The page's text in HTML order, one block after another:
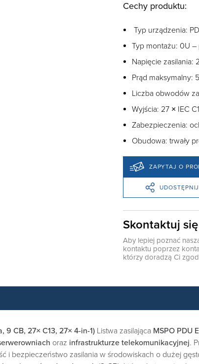
Cechy produktu:
Typ urządzenia:
Typ montażu: 0U –
Napięcie zasilania:
Prąd maksymalny:
Liczba obwodów
Wyjścia: 27 × IEC
Zabezpieczenia:
Obudowa: trwały
ZAPYTAJ O
UDOSTĘPNIJ
Skontaktuj
Aby lepiej poznać
kontaktu poprzez
którzy doradzą Ci
CB, 27× C13, 27× 4-in-1) Listwa zasilająca MSPO PDU
oraz infrastrukturze telekomunikacyjnej.
i bezpieczeństwo zasilania w środowiskach o dużej